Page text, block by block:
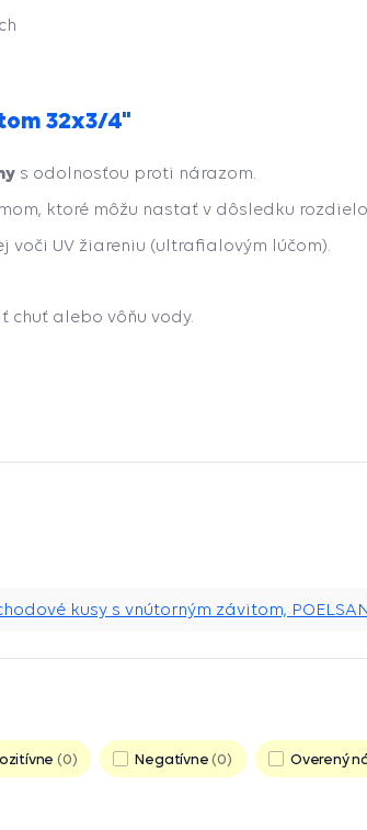
32x3/4"
s odolnosťou proti nárazom.
ktoré môžu nastať v dôsledku
UV žiareniu (ultrafialovým lúčom).
chuť alebo vôňu vody.
kusy s vnútorným závitom,
0 Negatívne 0 Overený